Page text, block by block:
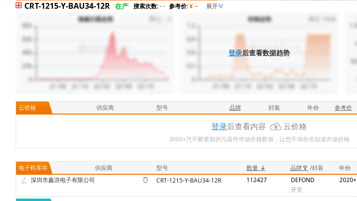
CRT-1215-Y-BAU34-12R 在产 搜索次数:- - 参考价:¥ -- 展开
登录后查看数据趋势
云价格 供应商 型号 品牌 封装 年份 参考价
登录后查看内容 云价格
3000+万不断更新的元器件市场价格数据，让您不询价也知道市场价格
电子料库存 供应商 型号 数量 品牌 /封装 年份
深圳市鑫洪电子有限公司
CRT-1215-Y-BAU34-12R 112427
DEFOND
开关
2020+